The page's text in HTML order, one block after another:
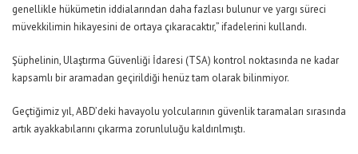
genellikle hükümetin iddialarından daha fazlası bulunur ve yargı süreci
müvekkilimin hikayesini de ortaya çıkaracaktır,” ifadelerini kullandı.
Şüphelinin, Ulaştırma Güvenliği İdaresi (TSA) kontrol noktasında ne kadar
kapsamlı bir aramadan geçirildiği henüz tam olarak bilinmiyor.
Geçtiğimiz yıl, ABD’deki havayolu yolcularının güvenlik taramaları sırasında
artık ayakkabılarını çıkarma zorunluluğu kaldırılmıştı.